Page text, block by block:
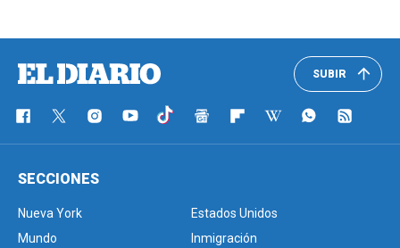
SUBIR
SECCIONES
Nueva York
Estados Unidos
Mundo
Inmigración